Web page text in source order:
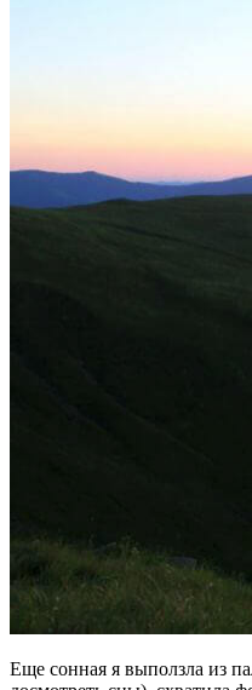
Еще сонная я выползла из